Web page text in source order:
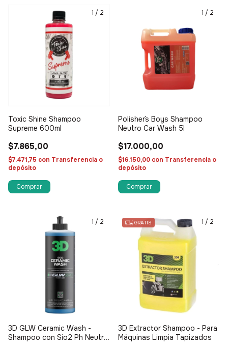
1 / 2
Toxic Shine Shampoo
Supreme 600ml
$7.865,00
$7.471,75 con Transferencia o
depósito
1 / 2
Polisher´s Boys Shampoo
Neutro Car Wash 5l
$17.000,00
$16.150,00 con Transferencia o
depósito
1 / 2
3D GLW Ceramic Wash -
Shampoo con Sio2 Ph Neutro
1 / 2
GRATIS
3D Extractor Shampoo - Para
Máquinas Limpia Tapizados